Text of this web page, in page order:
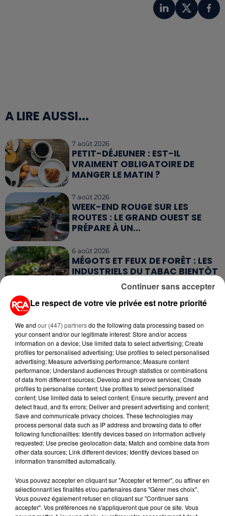
A LIRE AUSSI...
7 août 2026
PETIT-DÉJEUNER : EST-IL
VRAIMENT OBLIGATOIRE DE
MANGER LE MATIN ?
7 août 2026
WEEK-END ROUGE SUR LES
ROUTES : LE GRAND OUEST SE
PRÉPARE À UN...
6 août 2026
MÉGOTS ET FEUX DE FORÊT : LES
INDUSTRIELS DU TABAC BIENTÔT
6 août 2026
BOUTEILLES D'EAU
DISPARAISSENT DES RAYONS...
5 août 2026
MANGER SAINEMENT COÛTE 25 %
PLUS CHER QU'IL Y A CINQ ANS,
ALERTE L’ONU
5 août 2026
QUELLES SONT LES MARQUES QUI
OFFRENT LE MEILLEUR RAPPORT...
RETROUVEZ TOUTE L'ACTU DE LA RÉGION ET
RECEVEZ LES ALERTES INFOS DE LA RÉDACTION
Le respect de votre vie privée est notre priorité
We and our (447) partnersdo the following data processing based on
your consent and/or our legitimate interest: Store and/or access
information on a device; Use limited data to select advertising; Create
profiles for personalised advertising; Use profiles to select personalised
advertising; Measure advertising performance; Measure content
performance; Understand audiences through statistics or combinations
of data from different sources; Develop and improve services; Create
profiles to personalise content; Use profiles to select personalised
content; Use limited data to select content; Ensure security, prevent and
detect fraud, and fix errors; Deliver and present advertising and content;
Save and communicate privacy choices. These technologies may
process personal data such as IP address and browsing data to offer
following functionalities: Identify devices based on information actively
requested; Use precise geolocation data; Match and combine data from
other data sources; Link different devices; Identify devices based on
information transmitted automatically.
Vous pouvez accepter en cliquant sur "Accepter et fermer", ou affiner en
sélectionnant les finalités et/ou partenaires dans "Gérer mes choix".
Vous pouvez également refuser en cliquant sur "Continuer sans
accepter". Vos préférences ne s'appliqueront que pour ce site. Vous
Continuer sans accepter